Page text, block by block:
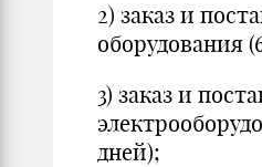
2) заказ и
оборудования
3) заказ и
дней);